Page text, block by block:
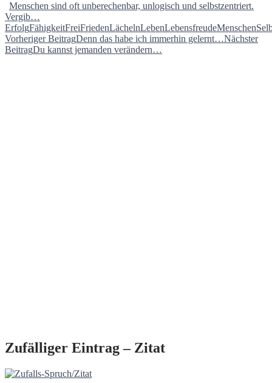
Menschen sind oft unberechenbar, unlogisch und selbstzentriert.
Vergib…
ErfolgFähigkeitFreiFriedenLächelnLebenLebensfreudeMenschen
Beitragsnavigation
Vorheriger BeitragDenn das habe ich immerhin gelernt…Nächster
BeitragDu kannst jemanden verändern…
Zufälliger Eintrag – Zitat